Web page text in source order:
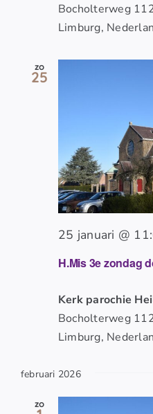
Bocholterweg
Limburg,
zo
25
H.Mis 3e zondag
25 januari @
Kerk parochie
Bocholterweg
Limburg,
februari 2026
zo